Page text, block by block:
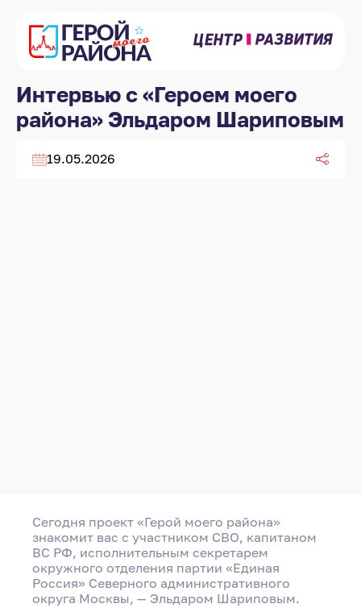
Интервью с «Героем моего
района» Эльдаром Шариповым
19.05.2026
Сегодня проект «Герой моего района»
знакомит вас с участником СВО, капитаном
ВС РФ, исполнительным секретарем
окружного отделения партии «Единая
Россия» Северного административного
округа Москвы, — Эльдаром Шариповым.